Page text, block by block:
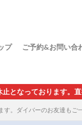
プ ご予約&お問い合
す。直行便の再開
。ダイバーのお友達もご